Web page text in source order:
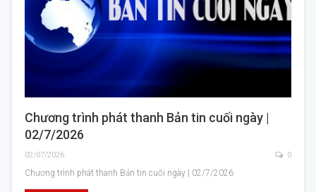
Chương trình phát thanh Bản tin cuối ngày |
02/7/2026
02/07/2026 0
Chương trình phát thanh Bản tin cuối ngày | 02/7/2026